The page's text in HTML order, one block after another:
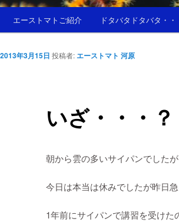
コンテンツへ移動
ンテンツへ移動
エーストマトご紹介 ドタバタドタバタ・・
いざ・・・？
2013年3月15日 投稿者: エーストマト 河原
朝から雲の多いサイパンでしたが
今日は本当は休みでしたが昨日急
1年前にサイパンで講習を受けた